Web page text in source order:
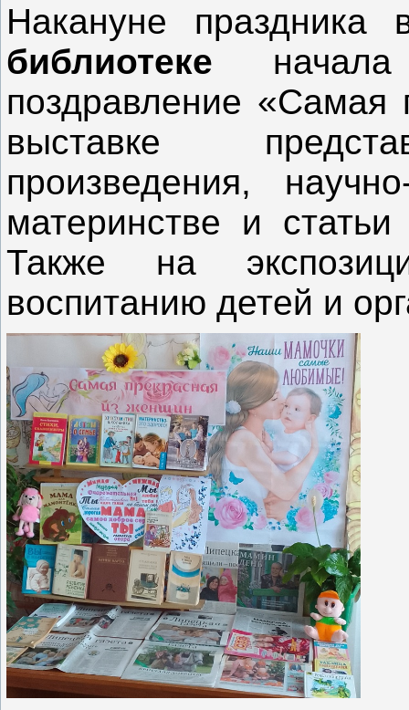
Накануне
библиотеке начала
поздравление
выставке
произведения,
материнстве и
Также на
воспитанию детей и